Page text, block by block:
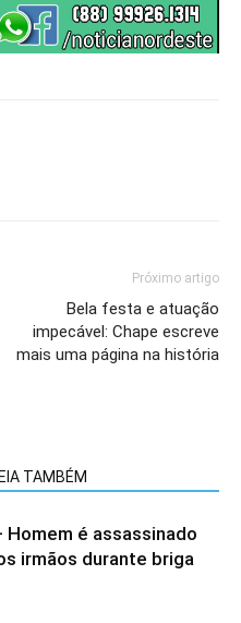
Próximo artigo
Bela festa e atuação
impecável: Chape escreve
mais uma página na história
TAMBÉM
Homem é assassinado
irmãos durante briga